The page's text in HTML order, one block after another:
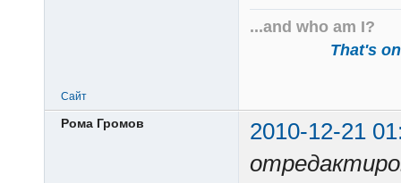
...and who am I?
That's
Сайт
Рома Громов
2010-12-21